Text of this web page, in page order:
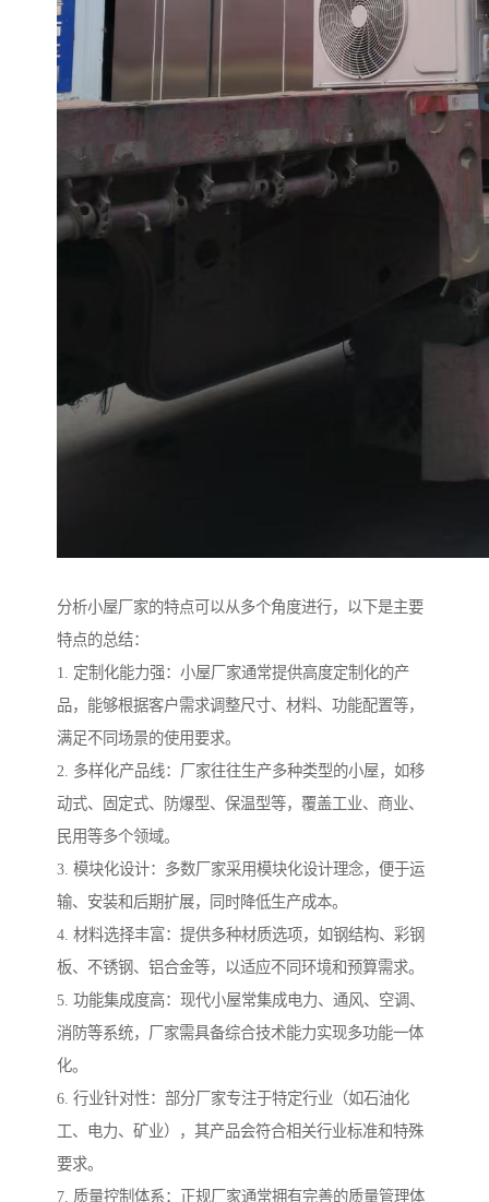
分析小屋厂家的特点可以从多个角度进行，以下是主要
特点的总结：
1. 定制化能力强：小屋厂家通常提供高度定制化的产
品，能够根据客户需求调整尺寸、材料、功能配置等，
满足不同场景的使用要求。
2. 多样化产品线：厂家往往生产多种类型的小屋，如移
动式、固定式、防爆型、保温型等，覆盖工业、商业、
民用等多个领域。
3. 模块化设计：多数厂家采用模块化设计理念，便于运
输、安装和后期扩展，同时降低生产成本。
4. 材料选择丰富：提供多种材质选项，如钢结构、彩钢
板、不锈钢、铝合金等，以适应不同环境和预算需求。
5. 功能集成度高：现代小屋常集成电力、通风、空调、
消防等系统，厂家需具备综合技术能力实现多功能一体
化。
6. 行业针对性：部分厂家专注于特定行业（如石油化
工、电力、矿业），其产品会符合相关行业标准和特殊
要求。
7. 质量控制体系：正规厂家通常拥有完善的质量管理体